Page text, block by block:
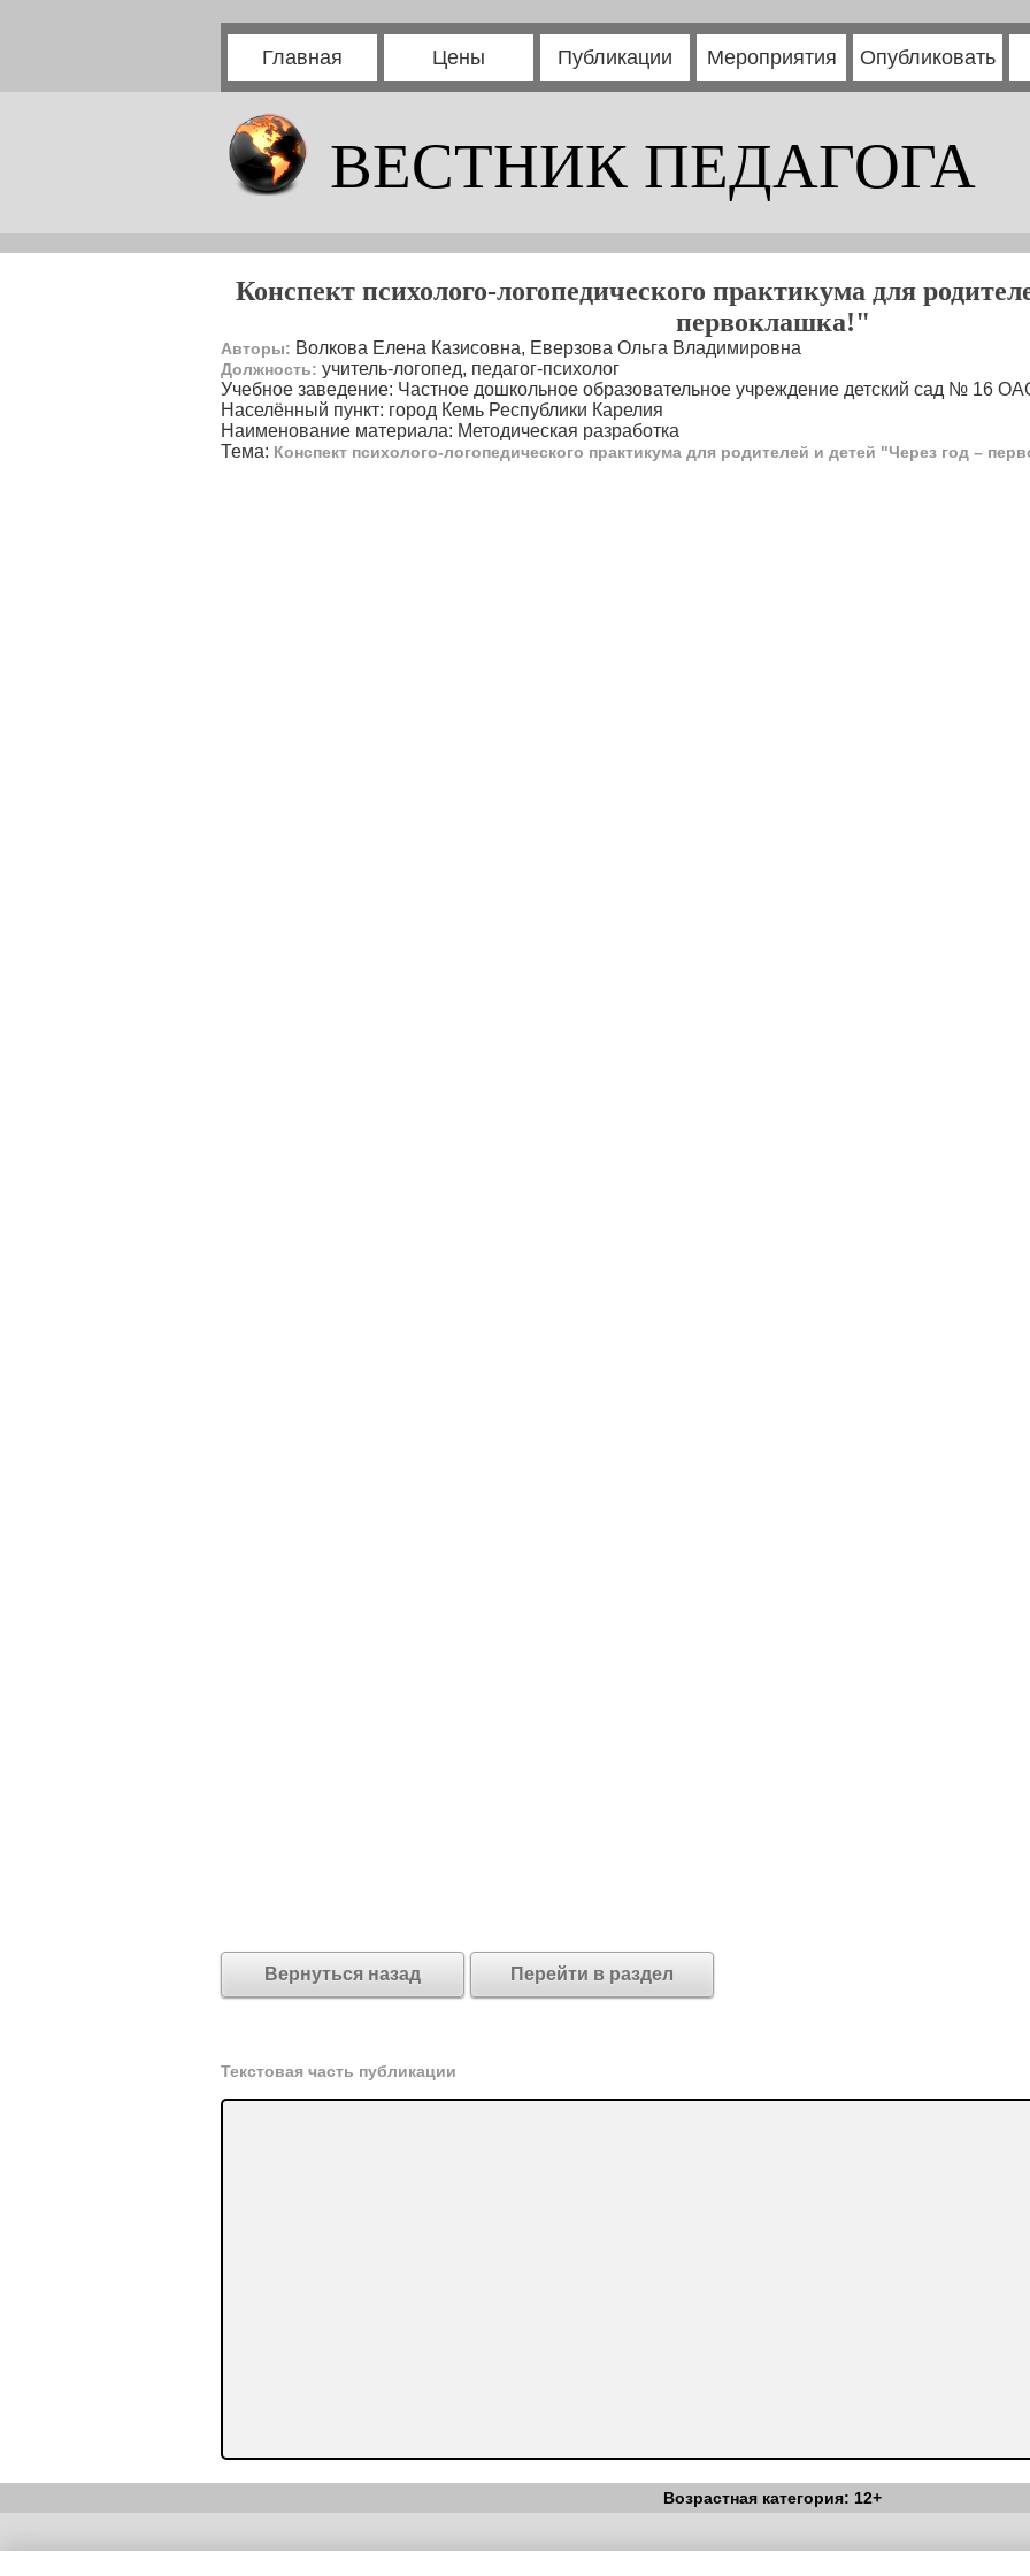
Главная Цены Публикации Мероприятия Опубликовать
ВЕСТНИК ПЕДАГОГА
Конспект психолого-логопедического практикума для
первоклашка!"
Авторы: Волкова Елена Казисовна, Еверзова Ольга Владимировна
Должность: учитель-логопед, педагог-психолог
Учебное заведение: Частное дошкольное образовательное учреждение детский сад № 16
Населённый пункт: город Кемь Республики Карелия
Наименование материала: Методическая разработка
Тема: Конспект психолого-логопедического практикума для родителей и детей "Через год –
Вернуться назад Перейти в раздел
Текстовая часть публикации
Возрастная категория: 12+
Copyright (c) |Вестник Педагога|Об издании|Условия|Политика